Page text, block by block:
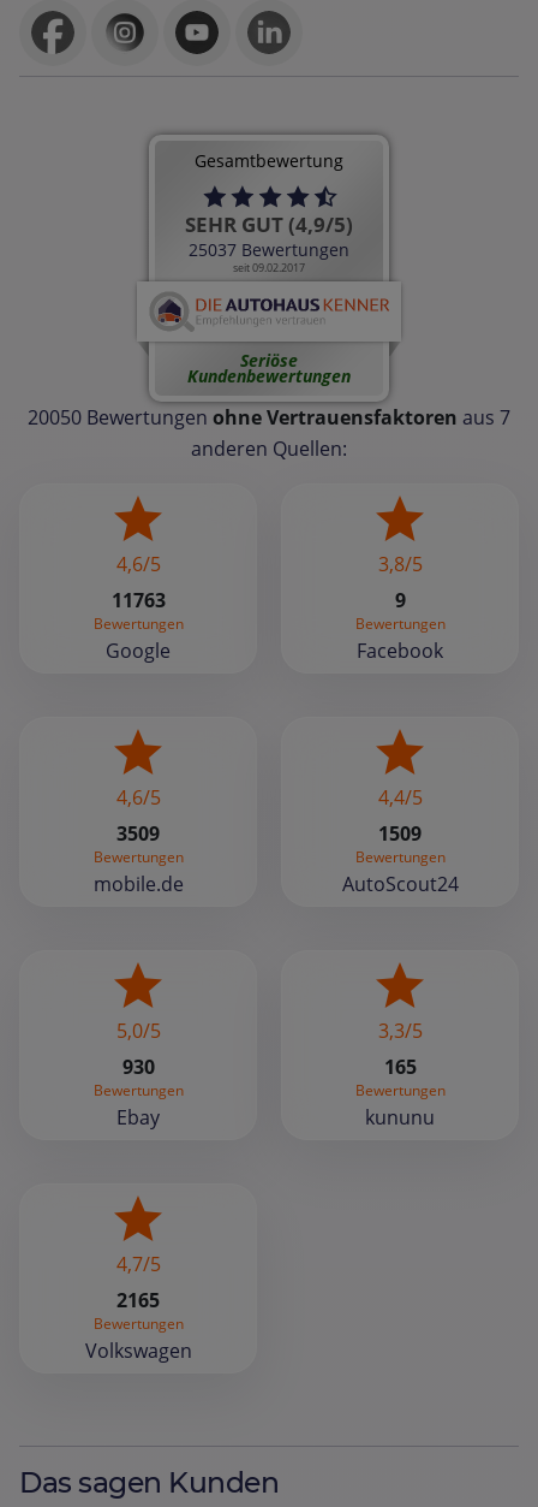
Gesamtbewertung
SEHR GUT (4,9/5)
25037 Bewertungen
seit 09.02.2017
Seriöse
Kundenbewertungen
20050 Bewertungen ohne Vertrauensfaktoren aus 7
anderen Quellen:
4,6/5
11763
Bewertungen
Google
3,8/5
9
Bewertungen
Facebook
4,6/5
3509
Bewertungen
mobile.de
4,4/5
1509
Bewertungen
AutoScout24
5,0/5
930
Bewertungen
Ebay
3,3/5
165
Bewertungen
kununu
4,7/5
2165
Bewertungen
Volkswagen
Das sagen Kunden